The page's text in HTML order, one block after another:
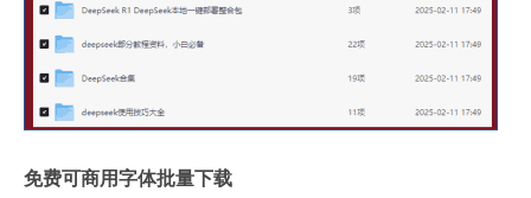
免费可商用字体批量下载